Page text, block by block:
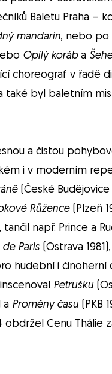
Baletu Praha –
mandarín, nebo po
Opilý korába
choreograf v řadě
také byl baletním
a čistou
i v moderním
(České Budějovice
Růžence (Plzeň
např. Prince a
Paris (Ostrava
hudební i činoherní
Petrušku
a Proměny času(PKB
obdržel Cenu Thálie